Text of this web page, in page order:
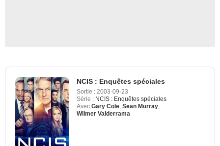
NCIS : Enquêtes spéciales
Sortie : 2003-09-23
Série : NCIS : Enquêtes spéciales
Avec Gary Cole Sean Murray
Wilmer Valderrama